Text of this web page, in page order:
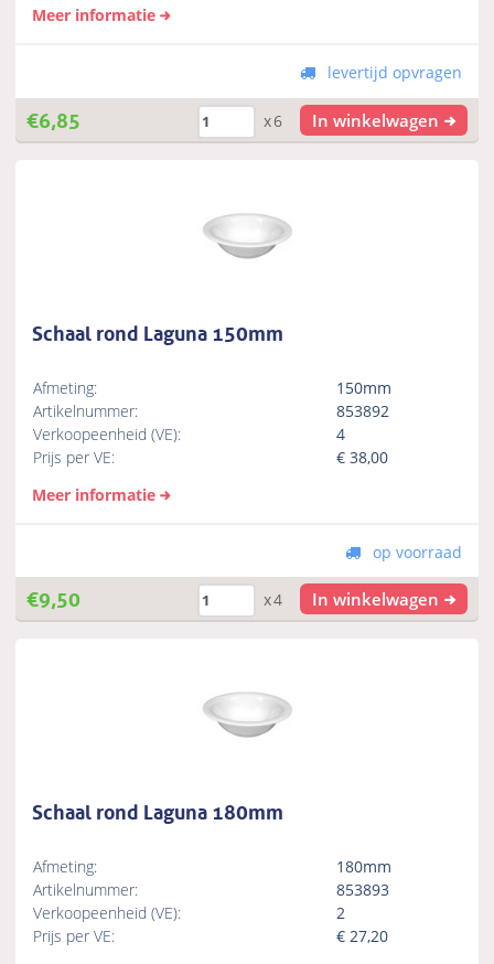
Meer informatie
levertijd opvragen
€6,85 x6 In winkelwagen
Schaal rond Laguna 150mm
Afmeting:
150mm
Artikelnummer:
853892
Verkoopeenheid (VE):
4
Prijs per VE:
€38,00
Meer informatie
op voorraad
€9,50 x4 In winkelwagen
Schaal rond Laguna 180mm
Afmeting:
180mm
Artikelnummer:
853893
Verkoopeenheid (VE):
2
Prijs per VE:
€27,20